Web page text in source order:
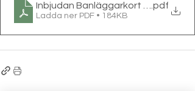
Inbjudan Banläggarkort 2 utbildning
.pdf
Ladda ner PDF • 184KB